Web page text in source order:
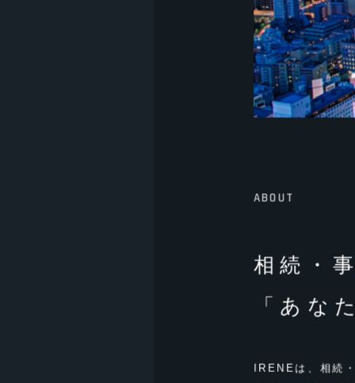
ABOUT
相続・
「あな
IRENEは、相続